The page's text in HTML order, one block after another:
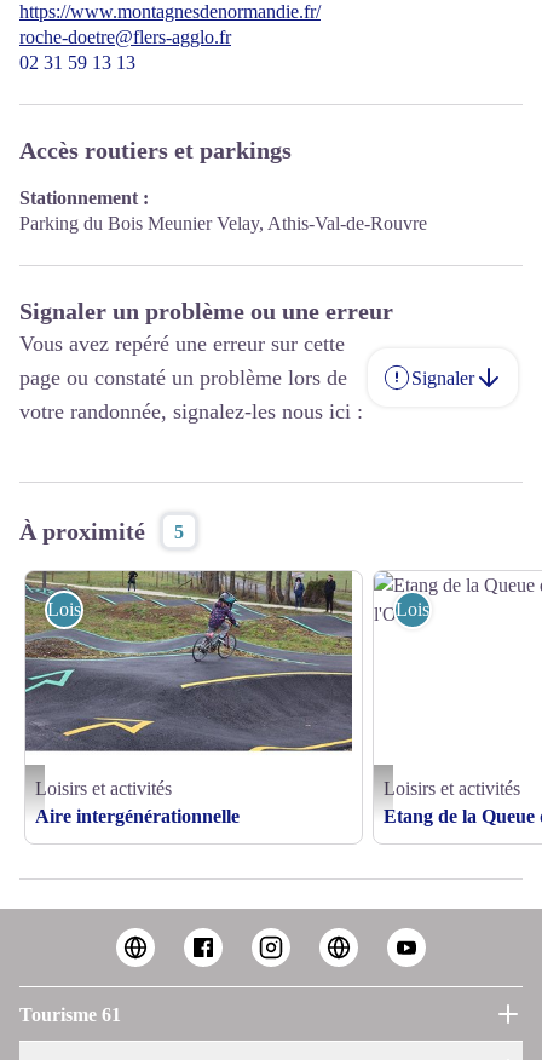
https://www.montagnesdenormandie.fr/
roche-doetre@flers-agglo.fr
02 31 59 13 13
Accès routiers et parkings
Stationnement :
Parking du Bois Meunier Velay, Athis-Val-de-Rouvre
Signaler un problème ou une erreur
Vous avez repéré une erreur sur cette
page ou constaté un problème lors de
votre randonnée, signalez-les nous ici :
Signaler
À proximité 5
Aire intergénérationnelle - Athis de l'Orne - ©Blandine Bienfait
Loisirs et activités
Loisirs et activités
Aire intergénérationnelle
Etang de la Queue
Loisirs et activités
Loisirs et activités
Etang de la
Tourisme 61